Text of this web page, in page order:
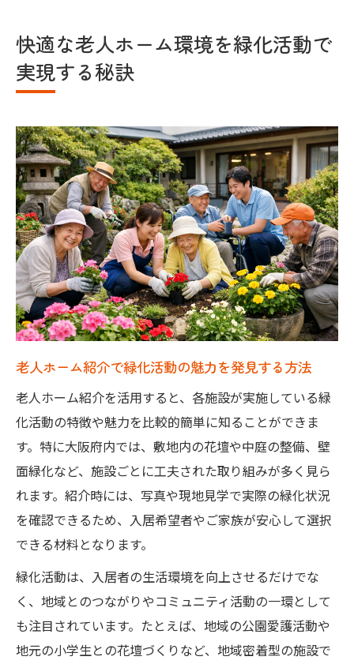
夫
緑化活動がもたらす穏やかな生活空間の実
老人ホーム紹介時に見るべき緑化のポイン
ト
大阪府の緑化助成を活かす老人ホーム紹介術
緑化助成を活用した老人ホーム紹介の進め
方
大阪府の緑化支援制度と老人ホーム紹介の
関係
助成金制度を知ることが老人ホーム選びの
カギ
老人ホーム紹介時に役立つ緑化助成の申請
準備
緑化助成を最大限活用できる老人ホームの
条件
緑化義務への対応で安心できる老人ホーム運営
を
緑化義務に強い老人ホーム紹介のポイント
解説
大阪府の緑化義務が老人ホーム運営に与え
る影響
緑化義務対応で信頼される老人ホームの特
徴
快適な老人ホーム環境を緑化活動で
実現する秘訣
老人ホーム紹介で緑化活動の魅力を発見する方法
老人ホーム紹介を活用すると、各施設が実施している緑
化活動の特徴や魅力を比較的簡単に知ることができま
す。特に大阪府内では、敷地内の花壇や中庭の整備、壁
面緑化など、施設ごとに工夫された取り組みが多く見ら
れます。紹介時には、写真や現地見学で実際の緑化状況
を確認できるため、入居希望者やご家族が安心して選択
できる材料となります。
緑化活動は、入居者の生活環境を向上させるだけでな
く、地域とのつながりやコミュニティ活動の一環として
も注目されています。たとえば、地域の公園愛護活動や
地元の小学生との花壇づくりなど、地域密着型の施設で